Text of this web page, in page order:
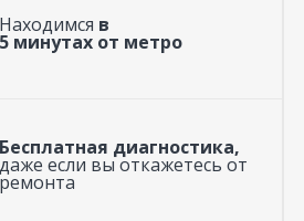
Находимся в
5 минутах от метро
Бесплатная диагностика,
даже если вы откажетесь от
ремонта